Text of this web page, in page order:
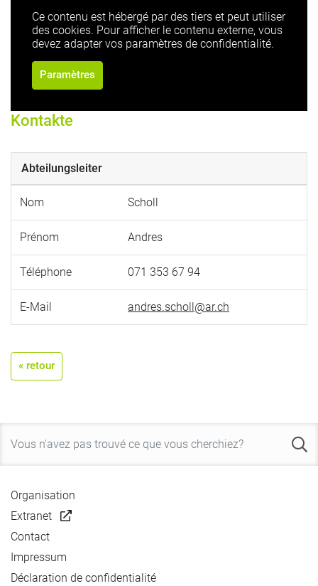
Ce contenu est hébergé par des tiers et peut utiliser
des cookies. Pour afficher le contenu externe, vous
devez adapter vos paramètres de confidentialité.
Paramètres
Kontakte
Abteilungsleiter
Nom Scholl
Prénom Andres
Téléphone 071 353 67 94
E-Mail andres.scholl@ar.ch
« retour
Organisation
Extranet
Contact
Impressum
Déclaration de confidentialité